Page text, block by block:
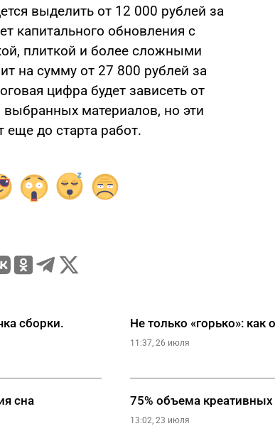
выделить от 12 000 рублей за
капитального обновления с
плиткой и более сложными
на сумму от 27 800 рублей за
цифра будет зависеть от
материалов, но эти
до старта работ.
сборки.
Не только «горько»: как
11:37, 26 июля
сна 75% объема креативных
13:02, 23 июля